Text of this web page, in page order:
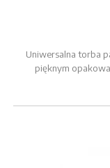
Uniwersalna torba
pięknym